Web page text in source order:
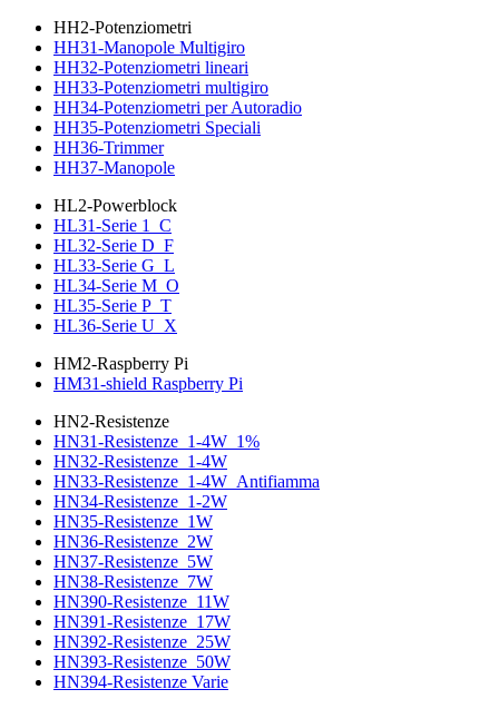
HH2-Potenziometri
HH31-Manopole Multigiro
HH32-Potenziometri lineari
HH33-Potenziometri multigiro
HH34-Potenziometri per Autoradio
HH35-Potenziometri Speciali
HH36-Trimmer
HH37-Manopole
HL2-Powerblock
HL31-Serie 1_C
HL32-Serie D_F
HL33-Serie G_L
HL34-Serie M_O
HL35-Serie P_T
HL36-Serie U_X
HM2-Raspberry Pi
HM31-shield Raspberry Pi
HN2-Resistenze
HN31-Resistenze_1-4W_1%
HN32-Resistenze_1-4W
HN33-Resistenze_1-4W_Antifiamma
HN34-Resistenze_1-2W
HN35-Resistenze_1W
HN36-Resistenze_2W
HN37-Resistenze_5W
HN38-Resistenze_7W
HN390-Resistenze_11W
HN391-Resistenze_17W
HN392-Resistenze_25W
HN393-Resistenze_50W
HN394-Resistenze Varie